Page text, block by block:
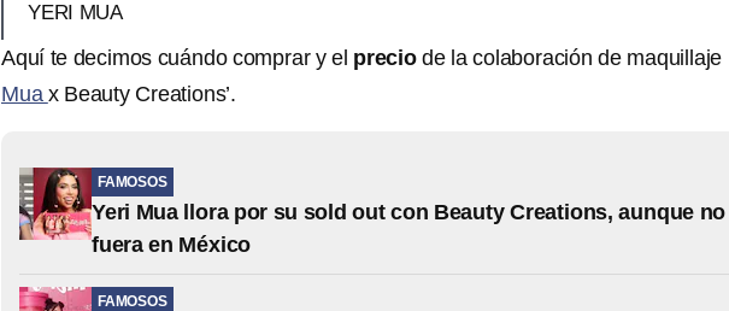
YERI MUA
Aquí te decimos cuándo comprar y el preciode la colaboración de maquillaje
Mua x Beauty Creations’.
FAMOSOS
Yeri Mua llora por su sold out con Beauty Creations, aunque no
fuera en México
FAMOSOS